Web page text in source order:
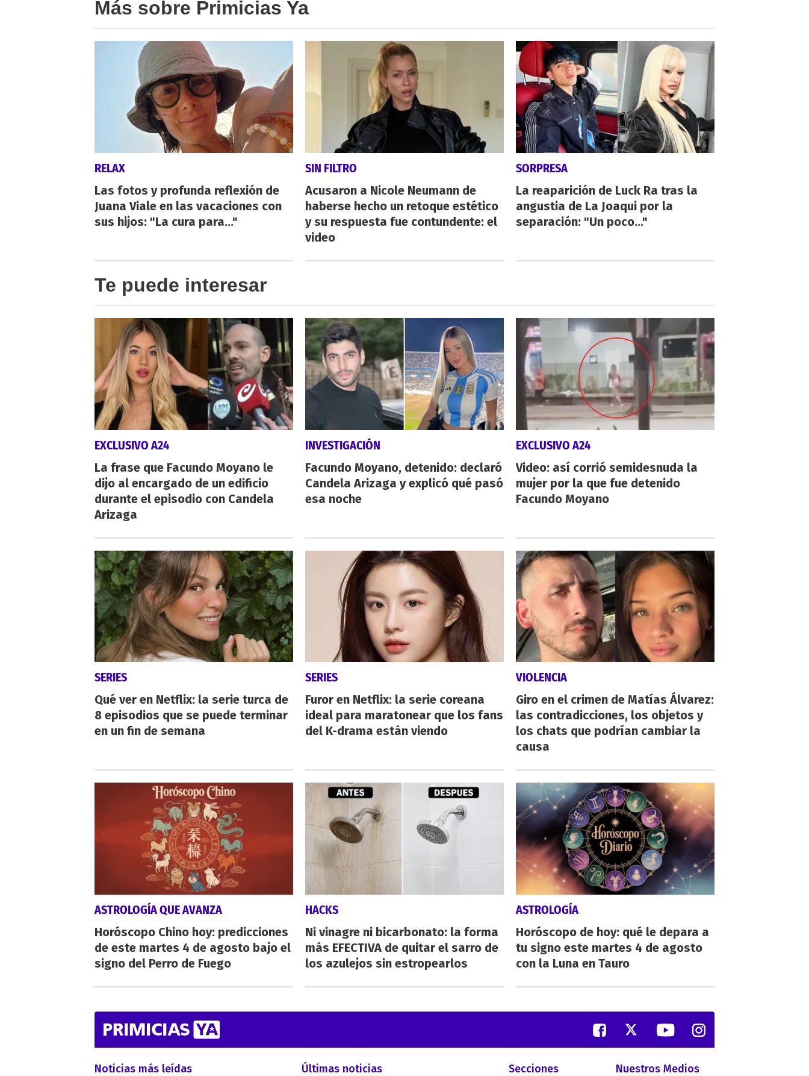
Más sobre Primicias Ya
RELAX
Las fotos y profunda reflexión de
Juana Viale en las vacaciones con
sus hijos: "La cura para..."
SIN FILTRO
Acusaron a Nicole Neumann de
haberse hecho un retoque estético
y su respuesta fue contundente: el
video
SORPRESA
La reaparición de Luck Ra tras la
angustia de La Joaqui por la
separación: "Un poco..."
Te puede interesar
EXCLUSIVO A24
La frase que Facundo Moyano le
dijo al encargado de un edificio
durante el episodio con Candela
Arizaga
INVESTIGACIÓN
Facundo Moyano, detenido: declaró
Candela Arizaga y explicó qué pasó
esa noche
EXCLUSIVO A24
Video: así corrió semidesnuda la
mujer por la que fue detenido
Facundo Moyano
SERIES
Qué ver en Netflix: la serie turca de
8 episodios que se puede terminar
en un fin de semana
SERIES
Furor en Netflix: la serie coreana
ideal para maratonear que los fans
del K-drama están viendo
VIOLENCIA
Giro en el crimen de Matías Álvarez:
las contradicciones, los objetos y
los chats que podrían cambiar la
causa
ASTROLOGÍA QUE AVANZA
Horóscopo Chino hoy: predicciones
de este martes 4 de agosto bajo el
signo del Perro de Fuego
HACKS
Ni vinagre ni bicarbonato: la forma
más EFECTIVA de quitar el sarro de
los azulejos sin estropearlos
ASTROLOGÍA
Horóscopo de hoy: qué le depara a
tu signo este martes 4 de agosto
con la Luna en Tauro
Noticias más leídas Últimas noticias Secciones Nuestros Medios